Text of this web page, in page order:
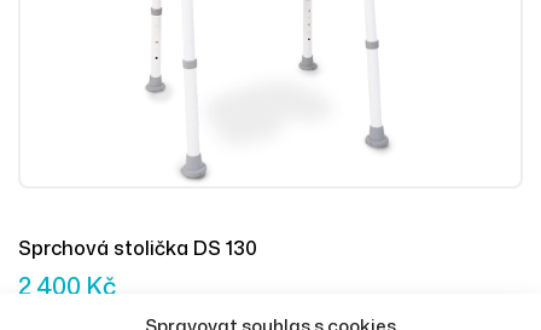
Sprchová stolička DS 130
2 400 Kč